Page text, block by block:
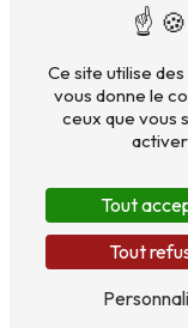
chauffage
confort
répartition
2M
Si vous
Châtillon-
Ce site utilise
vous donne le
ceux que vous
activer
Tout
Tout